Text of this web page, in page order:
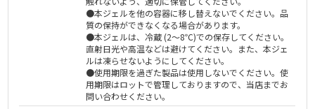
●本ジェルを他の容器に移し替えないでください。品
質の保持ができなくなる場合があります。
●本ジェルは、冷蔵 (2～8℃)での保存してください。
直射日光や高温などは避けてください。また、本ジェ
ルは凍らせないようにしてください。
●使用期限を過ぎた製品は使用しないでください。使
用期限はロットで管理しておりますので、当店までお
問い合わせください。